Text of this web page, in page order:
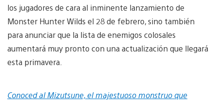
los jugadores de cara al inminente lanzamiento de
Monster Hunter Wilds el 28 de febrero, sino también
para anunciar que la lista de enemigos colosales
aumentará muy pronto con una actualización que llegará
esta primavera.
Conoced al Mizutsune, el majestuoso monstruo que